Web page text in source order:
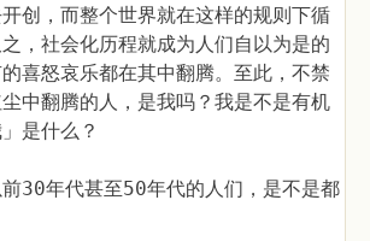
创，而整个世界就在这样的规则下循
，社会化历程就成为人们自以为是的
喜怒哀乐都在其中翻腾。至此，不禁
中翻腾的人，是我吗？我是不是有机
是什么？
30年代甚至50年代的人们，是不是都